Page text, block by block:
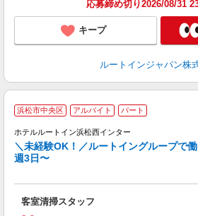
応募締め切り2026/08/31
キープ
ルートインジャパン株
浜松市中央区 アルバイト パート
ホテルルートイン浜松西インター
＼未経験OK！／ルートイングループで
週3日〜
客室清掃スタッフ